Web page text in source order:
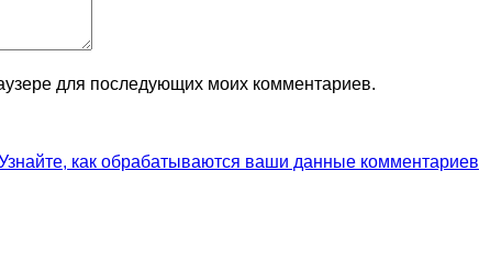
для последующих моих комментариев.
как обрабатываются ваши данные комментариев